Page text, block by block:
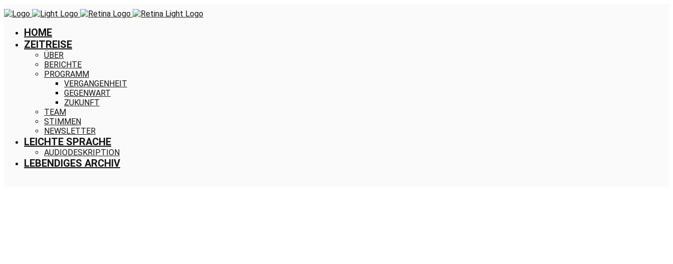
HOME
ZEITREISE
ÜBER
BERICHTE
PROGRAMM
VERGANGENHEIT
GEGENWART
ZUKUNFT
TEAM
STIMMEN
NEWSLETTER
LEICHTE SPRACHE
AUDIODESKRIPTION
LEBENDIGES ARCHIV